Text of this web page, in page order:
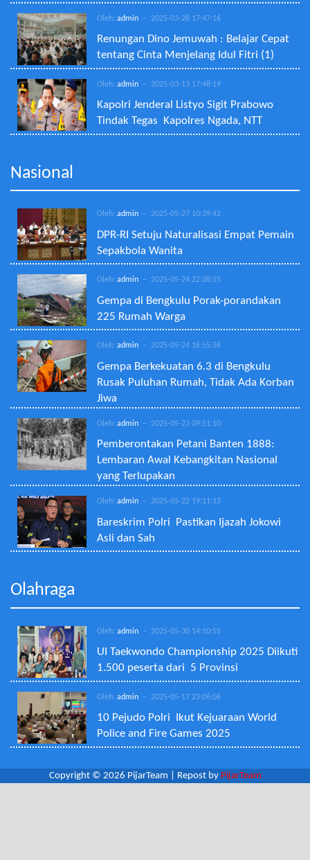
Oleh: admin – 2025-03-28 17:47:16
Renungan Dino Jemuwah : Belajar Cepat
tentang Cinta Menjelang Idul Fitri (1)
Oleh: admin – 2025-03-13 17:48:19
Kapolri Jenderal Listyo Sigit Prabowo
Tindak Tegas Kapolres Ngada, NTT
Nasional
Oleh: admin – 2025-05-27 10:39:42
DPR-RI Setuju Naturalisasi Empat Pemain
Sepakbola Wanita
Oleh: admin – 2025-05-24 22:28:55
Gempa di Bengkulu Porak-porandakan
225 Rumah Warga
Oleh: admin – 2025-05-24 16:55:36
Gempa Berkekuatan 6.3 di Bengkulu
Rusak Puluhan Rumah, Tidak Ada Korban
Jiwa
Oleh: admin – 2025-05-23 09:51:10
Pemberontakan Petani Banten 1888:
Lembaran Awal Kebangkitan Nasional
yang Terlupakan
Oleh: admin – 2025-05-22 19:11:13
Bareskrim Polri Pastikan Ijazah Jokowi
Asli dan Sah
Olahraga
Oleh: admin – 2025-05-30 14:10:55
UI Taekwondo Championship 2025 Diikuti
1.500 peserta dari 5 Provinsi
Oleh: admin – 2025-05-17 23:06:06
10 Pejudo Polri Ikut Kejuaraan World
Police and Fire Games 2025
Copyright © 2026 PijarTeam | Repost by PijarTeam